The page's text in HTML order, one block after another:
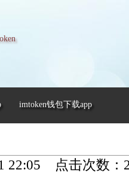
imtoken钱包下载app
22:05 点击次数：